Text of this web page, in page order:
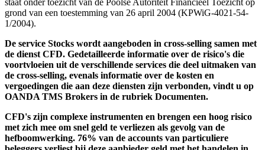
grond van een toestemming van 26 april 2004 (KPWiG-4021-54-
1/2004).
De service Stocks wordt aangeboden in cross-selling samen met
de dienst CFD. Gedetailleerde informatie over de risico's die
voortvloeien uit de verschillende services die deel uitmaken van
de cross-selling, evenals informatie over de kosten en
vergoedingen die aan deze diensten zijn verbonden, vindt u op
OANDA TMS Brokers in de rubriek Documenten.
CFD's zijn complexe instrumenten en brengen een hoog risico
met zich mee om snel geld te verliezen als gevolg van de
hefboomwerking. 76% van de accounts van particuliere